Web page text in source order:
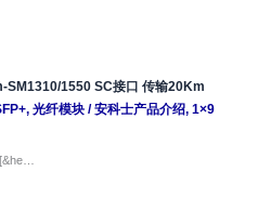
SM1310/1550 SC接口 传输20Km
, 光纤模块/安科士产品介绍, 1×9